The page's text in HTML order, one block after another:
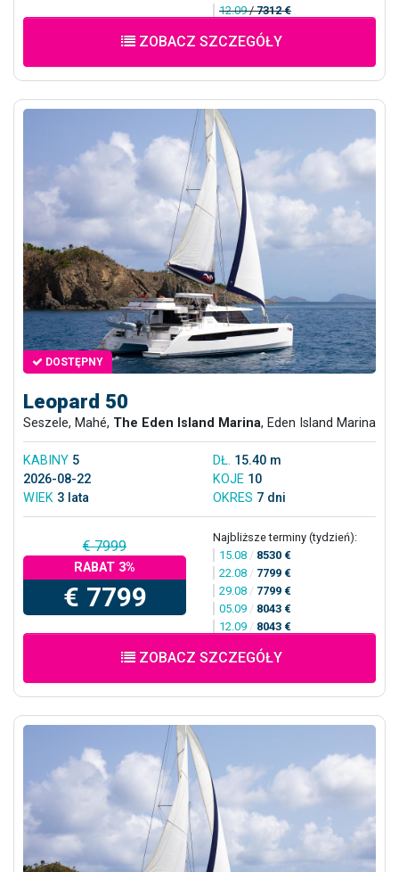
12.09/7312 €
ZOBACZ SZCZEGÓŁY
DOSTĘPNY
Leopard 50
Seszele, Mahé, The Eden Island Marina, Eden Island Marina
KABINY 5 DŁ. 15.40 m
2026-08-22
KOJE 10
WIEK 3 lata OKRES 7 dni
€ 7999
RABAT 3%
€ 7799
Najbliższe terminy (tydzień):
15.08 / 8530 €
22.08 / 7799 €
29.08 / 7799 €
05.09 / 8043 €
12.09 / 8043 €
ZOBACZ SZCZEGÓŁY